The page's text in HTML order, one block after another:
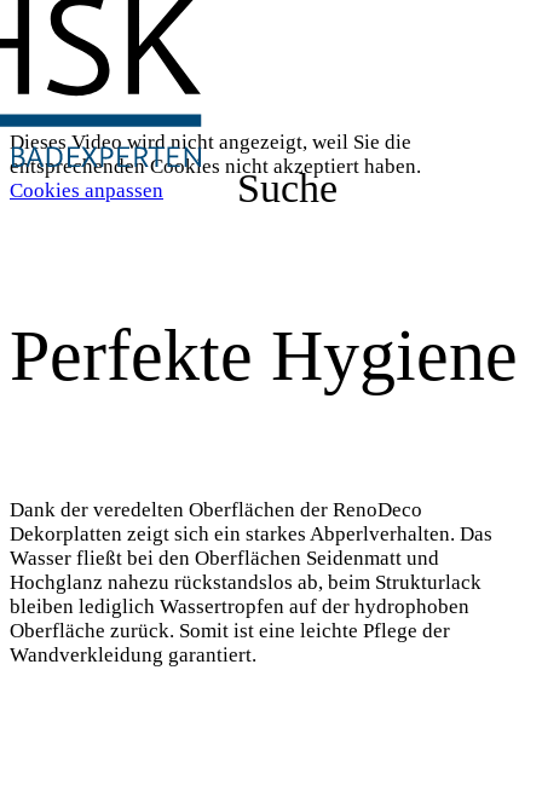
Suche
Dieses Video wird nicht angezeigt, weil Sie die
entsprechenden Cookies nicht akzeptiert haben.
Cookies anpassen
Perfekte Hygiene
Dank der veredelten Oberflächen der RenoDeco
Dekorplatten zeigt sich ein starkes Abperlverhalten. Das
Wasser fließt bei den Oberflächen Seidenmatt und
Hochglanz nahezu rückstandslos ab, beim Strukturlack
bleiben lediglich Wassertropfen auf der hydrophoben
Oberfläche zurück. Somit ist eine leichte Pflege der
Wandverkleidung garantiert.